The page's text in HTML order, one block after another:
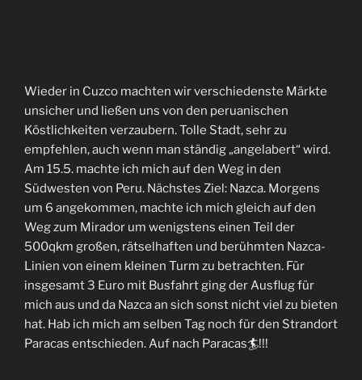
Wieder in Cuzco machten wir verschiedenste Märkte
unsicher und ließen uns von den peruanischen
Köstlichkeiten verzaubern. Tolle Stadt, sehr zu
empfehlen, auch wenn man ständig „angelabert“ wird.
Am 15.5. machte ich mich auf den Weg in den
Südwesten von Peru. Nächstes Ziel: Nazca. Morgens
um 6 angekommen, machte ich mich gleich auf den
Weg zum Mirador um wenigstens einen Teil der
500qkm großen, rätselhaften und berühmten Nazca-
Linien von einem kleinen Turm zu betrachten. Für
insgesamt 3 Euro mit Busfahrt ging der Ausflug für
mich aus und da Nazca an sich sonst nicht viel zu bieten
hat. Hab ich mich am selben Tag noch für den Strandort
Paracas entschieden. Auf nach Paracas🏄!!!